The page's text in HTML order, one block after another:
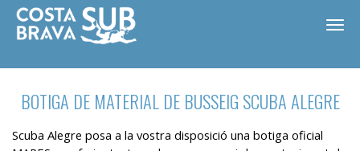
BOTIGA DE MATERIAL DE BUSSEIG SCUBA ALEGRE
Scuba Alegre posa a la vostra disposició una botiga oficial